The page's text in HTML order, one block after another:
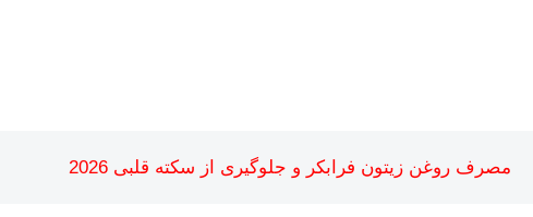
مصرف روغن زیتون فرابکر و جلوگیری از سکته قلبی 2026